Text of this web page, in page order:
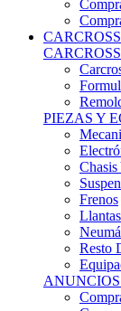
PIEZAS Y
Frenos
Llantas
Resto